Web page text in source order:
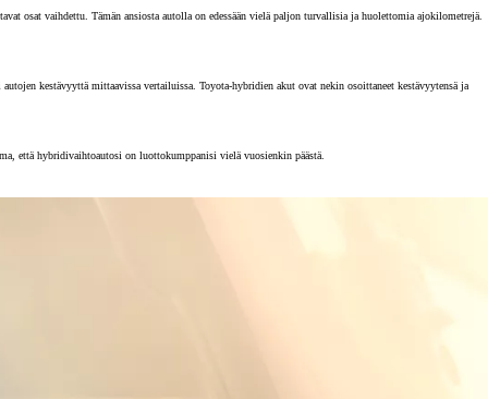
osat vaihdettu. Tämän ansiosta autolla on edessään vielä paljon turvallisia ja huolettomia ajokilometrejä.
kestävyyttä mittaavissa vertailuissa. Toyota-hybridien akut ovat nekin osoittaneet kestävyytensä ja
että hybridivaihtoautosi on luottokumppanisi vielä vuosienkin päästä.